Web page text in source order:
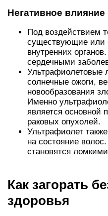
Негативное
Под воздействием
существующие или
внутренних
сердечными
Ультрафиолетовые
солнечные ожоги,
новообразования
Именно
является основной
раковых опухолей.
Ультрафиолет
на состояние
становятся
Как загорать
здоровья